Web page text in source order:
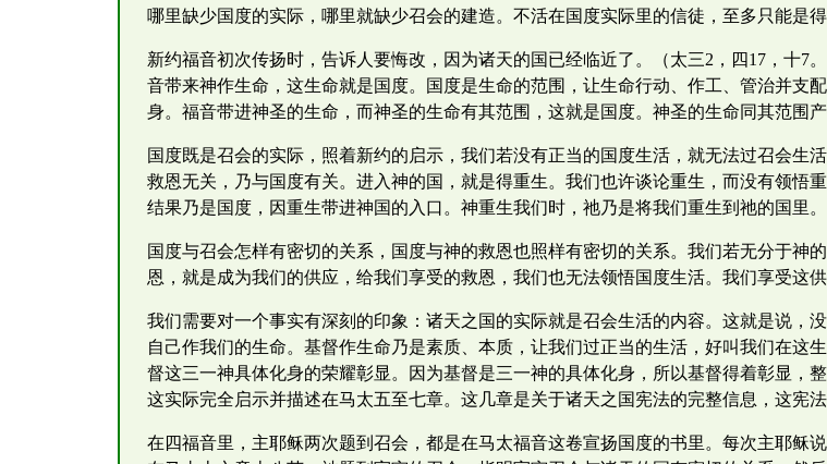
哪里缺少国度的实际，哪里就缺少召会的建造。不活在国度实际里的信徒，至多只能是
新约福音初次传扬时，告诉人要悔改，因为诸天的国已经临近了。（太三2，四17，十7
音带来神作生命，这生命就是国度。国度是生命的范围，让生命行动、作工、管治并支
身。福音带进神圣的生命，而神圣的生命有其范围，这就是国度。神圣的生命同其范围产
国度既是召会的实际，照着新约的启示，我们若没有正当的国度生活，就无法过召会生
救恩无关，乃与国度有关。进入神的国，就是得重生。我们也许谈论重生，而没有领悟
结果乃是国度，因重生带进神国的入口。神重生我们时，祂乃是将我们重生到祂的国里。
国度与召会怎样有密切的关系，国度与神的救恩也照样有密切的关系。我们若无分于神
恩，就是成为我们的供应，给我们享受的救恩，我们也无法领悟国度生活。我们享受这
我们需要对一个事实有深刻的印象：诸天之国的实际就是召会生活的内容。这就是说，
自己作我们的生命。基督作生命乃是素质、本质，让我们过正当的生活，好叫我们在这
督这三一神具体化身的荣耀彰显。因为基督是三一神的具体化身，所以基督得着彰显，
这实际完全启示并描述在马太五至七章。这几章是关于诸天之国宪法的完整信息，这宪
在四福音里，主耶稣两次题到召会，都是在马太福音这卷宣扬国度的书里。每次主耶稣